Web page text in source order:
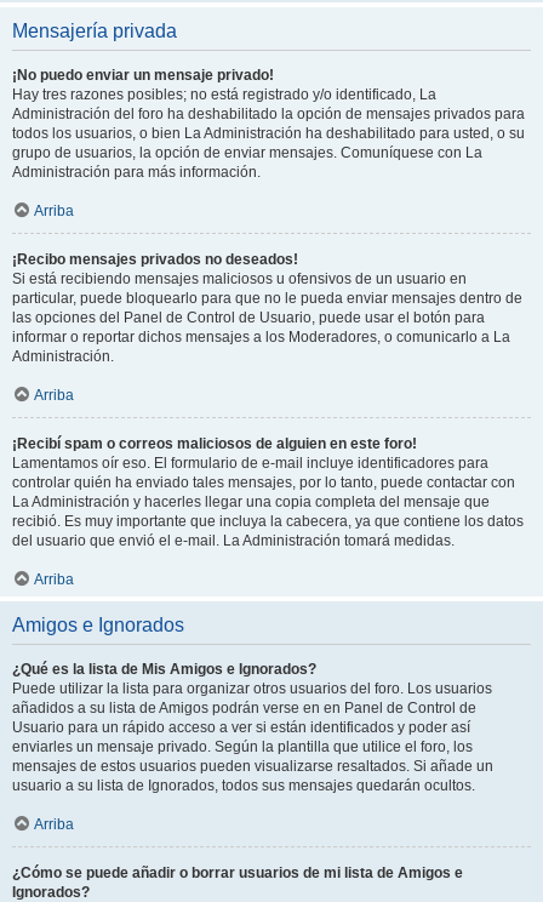
Mensajería privada
¡No puedo enviar un mensaje privado!
Hay tres razones posibles; no está registrado y/o identificado, La
Administración del foro ha deshabilitado la opción de mensajes privados para
todos los usuarios, o bien La Administración ha deshabilitado para usted, o su
grupo de usuarios, la opción de enviar mensajes. Comuníquese con La
Administración para más información.
Arriba
¡Recibo mensajes privados no deseados!
Si está recibiendo mensajes maliciosos u ofensivos de un usuario en
particular, puede bloquearlo para que no le pueda enviar mensajes dentro de
las opciones del Panel de Control de Usuario, puede usar el botón para
informar o reportar dichos mensajes a los Moderadores, o comunicarlo a La
Administración.
Arriba
¡Recibí spam o correos maliciosos de alguien en este foro!
Lamentamos oír eso. El formulario de e-mail incluye identificadores para
controlar quién ha enviado tales mensajes, por lo tanto, puede contactar con
La Administración y hacerles llegar una copia completa del mensaje que
recibió. Es muy importante que incluya la cabecera, ya que contiene los datos
del usuario que envió el e-mail. La Administración tomará medidas.
Arriba
Amigos e Ignorados
¿Qué es la lista de Mis Amigos e Ignorados?
Puede utilizar la lista para organizar otros usuarios del foro. Los usuarios
añadidos a su lista de Amigos podrán verse en en Panel de Control de
Usuario para un rápido acceso a ver si están identificados y poder así
enviarles un mensaje privado. Según la plantilla que utilice el foro, los
mensajes de estos usuarios pueden visualizarse resaltados. Si añade un
usuario a su lista de Ignorados, todos sus mensajes quedarán ocultos.
Arriba
¿Cómo se puede añadir o borrar usuarios de mi lista de Amigos e
Ignorados?